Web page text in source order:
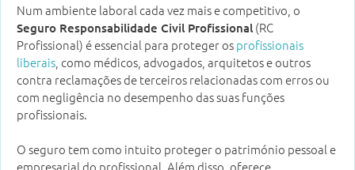
Num ambiente laboral cada vez mais e competitivo, o
Seguro Responsabilidade Civil Profissional (RC
Profissional) é essencial para proteger osprofissionais
liberais , como médicos, advogados, arquitetos e outros
contra reclamações de terceiros relacionadas com erros ou
com negligência no desempenho das suas funções
profissionais.
O seguro tem como intuito proteger o património pessoal e
empresarial do profissional. Além disso, oferece